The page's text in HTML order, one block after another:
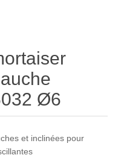
Ø6
et inclinées pour